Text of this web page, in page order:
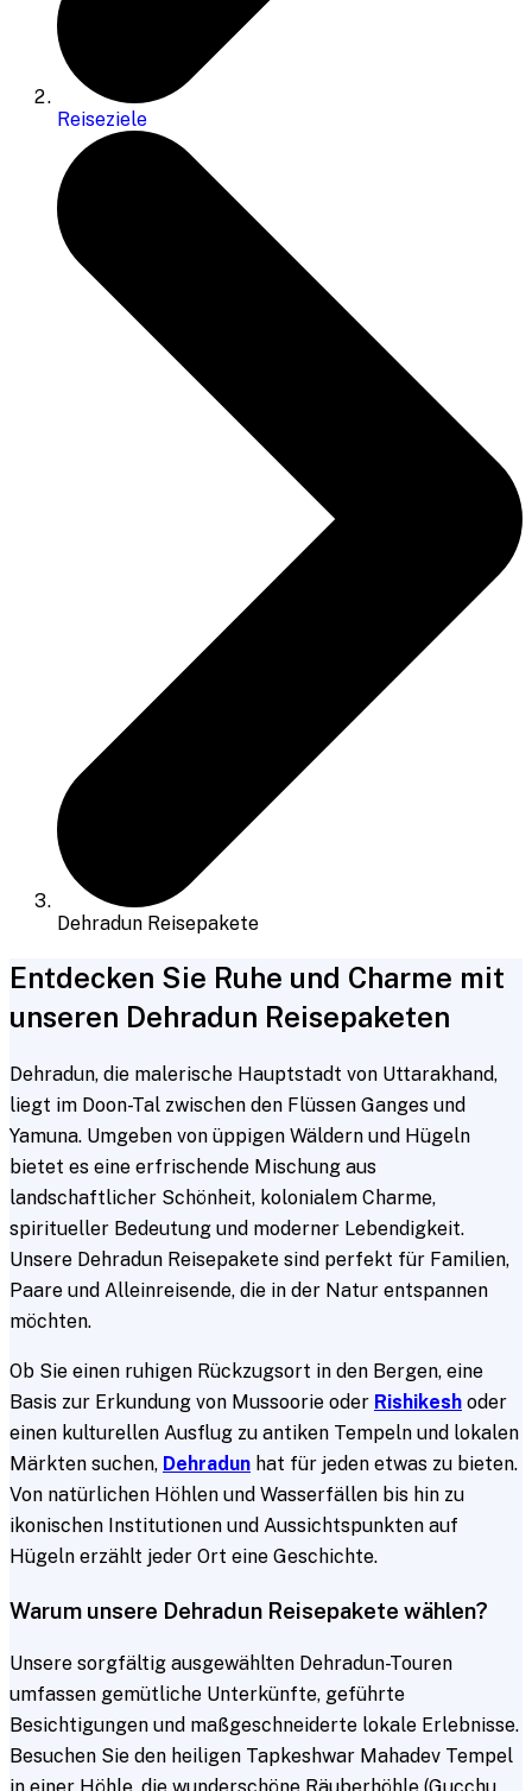
Reiseziele
Dehradun Reisepakete
Entdecken Sie Ruhe und Charme mit
unseren Dehradun Reisepaketen
Dehradun, die malerische Hauptstadt von Uttarakhand,
liegt im Doon-Tal zwischen den Flüssen Ganges und
Yamuna. Umgeben von üppigen Wäldern und Hügeln
bietet es eine erfrischende Mischung aus
landschaftlicher Schönheit, kolonialem Charme,
spiritueller Bedeutung und moderner Lebendigkeit.
Unsere Dehradun Reisepakete sind perfekt für Familien,
Paare und Alleinreisende, die in der Natur entspannen
möchten.
Ob Sie einen ruhigen Rückzugsort in den Bergen, eine
Basis zur Erkundung von Mussoorie oder Rishikesh oder
einen kulturellen Ausflug zu antiken Tempeln und lokalen
Märkten suchen, Dehradun hat für jeden etwas zu bieten.
Von natürlichen Höhlen und Wasserfällen bis hin zu
ikonischen Institutionen und Aussichtspunkten auf
Hügeln erzählt jeder Ort eine Geschichte.
Warum unsere Dehradun Reisepakete wählen?
Unsere sorgfältig ausgewählten Dehradun-Touren
umfassen gemütliche Unterkünfte, geführte
Besichtigungen und maßgeschneiderte lokale Erlebnisse.
Besuchen Sie den heiligen Tapkeshwar Mahadev Tempel